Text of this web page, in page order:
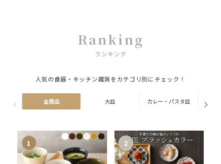
Ranking
ランキング
人気の食器・キッチン雑貨をカテゴリ別にチェック！
全商品 大皿 カレー・パスタ皿